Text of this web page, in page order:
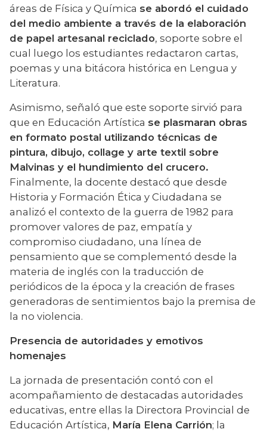
áreas de Física y Química se abordó el cuidado
del medio ambiente a través de la elaboración
de papel artesanal reciclado, soporte sobre el
cual luego los estudiantes redactaron cartas,
poemas y una bitácora histórica en Lengua y
Literatura.
Asimismo, señaló que este soporte sirvió para
que en Educación Artística se plasmaran obras
en formato postal utilizando técnicas de
pintura, dibujo, collage y arte textil sobre
Malvinas y el hundimiento del crucero.
Finalmente, la docente destacó que desde
Historia y Formación Ética y Ciudadana se
analizó el contexto de la guerra de 1982 para
promover valores de paz, empatía y
compromiso ciudadano, una línea de
pensamiento que se complementó desde la
materia de inglés con la traducción de
periódicos de la época y la creación de frases
generadoras de sentimientos bajo la premisa de
la no violencia.
Presencia de autoridades y emotivos
homenajes
La jornada de presentación contó con el
acompañamiento de destacadas autoridades
educativas, entre ellas la Directora Provincial de
Educación Artística, María Elena Carrión; la